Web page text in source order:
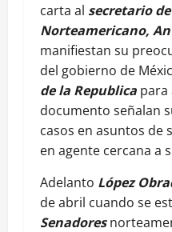
carta al secretario
Norteamericano,
manifiestan su
del gobierno de
de la Republica para
documento señalan
casos en asuntos de
en agente cercana a
Adelanto López
de abril cuando se
Senadores